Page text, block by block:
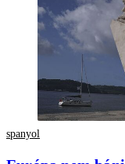
spanyol